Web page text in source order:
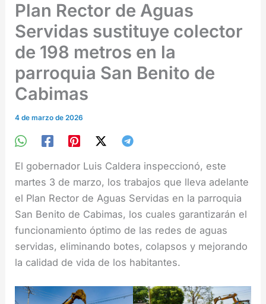
Plan Rector de Aguas
Servidas sustituye colector
de 198 metros en la
parroquia San Benito de
Cabimas
4 de marzo de 2026
El gobernador Luis Caldera inspeccionó, este
martes 3 de marzo, los trabajos que lleva adelante
el Plan Rector de Aguas Servidas en la parroquia
San Benito de Cabimas, los cuales garantizarán el
funcionamiento óptimo de las redes de aguas
servidas, eliminando botes, colapsos y mejorando
la calidad de vida de los habitantes.